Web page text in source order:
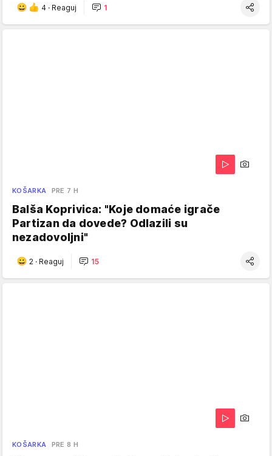
4 · Reaguj 1
KOŠARKA PRE 7 H
Balša Koprivica: "Koje domaće igrače
Partizan da dovede? Odlazili su
nezadovoljni"
2 · Reaguj 15
KOŠARKA PRE 8 H